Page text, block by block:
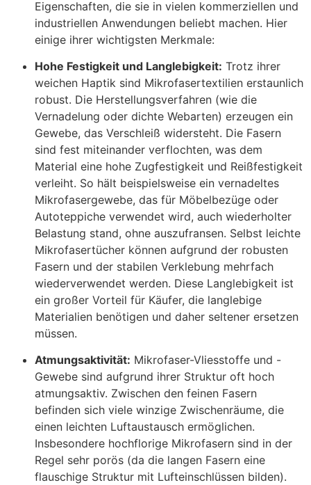
Eigenschaften, die sie in vielen kommerziellen und
industriellen Anwendungen beliebt machen. Hier
einige ihrer wichtigsten Merkmale:
Hohe Festigkeit und Langlebigkeit: Trotz ihrer
weichen Haptik sind Mikrofasertextilien erstaunlich
robust. Die Herstellungsverfahren (wie die
Vernadelung oder dichte Webarten) erzeugen ein
Gewebe, das Verschleiß widersteht. Die Fasern
sind fest miteinander verflochten, was dem
Material eine hohe Zugfestigkeit und Reißfestigkeit
verleiht. So hält beispielsweise ein vernadeltes
Mikrofasergewebe, das für Möbelbezüge oder
Autoteppiche verwendet wird, auch wiederholter
Belastung stand, ohne auszufransen. Selbst leichte
Mikrofasertücher können aufgrund der robusten
Fasern und der stabilen Verklebung mehrfach
wiederverwendet werden. Diese Langlebigkeit ist
ein großer Vorteil für Käufer, die langlebige
Materialien benötigen und daher seltener ersetzen
müssen.
Atmungsaktivität: Mikrofaser-Vliesstoffe und -
Gewebe sind aufgrund ihrer Struktur oft hoch
atmungsaktiv. Zwischen den feinen Fasern
befinden sich viele winzige Zwischenräume, die
einen leichten Luftaustausch ermöglichen.
Insbesondere hochflorige Mikrofasern sind in der
Regel sehr porös (da die langen Fasern eine
flauschige Struktur mit Lufteinschlüssen bilden).